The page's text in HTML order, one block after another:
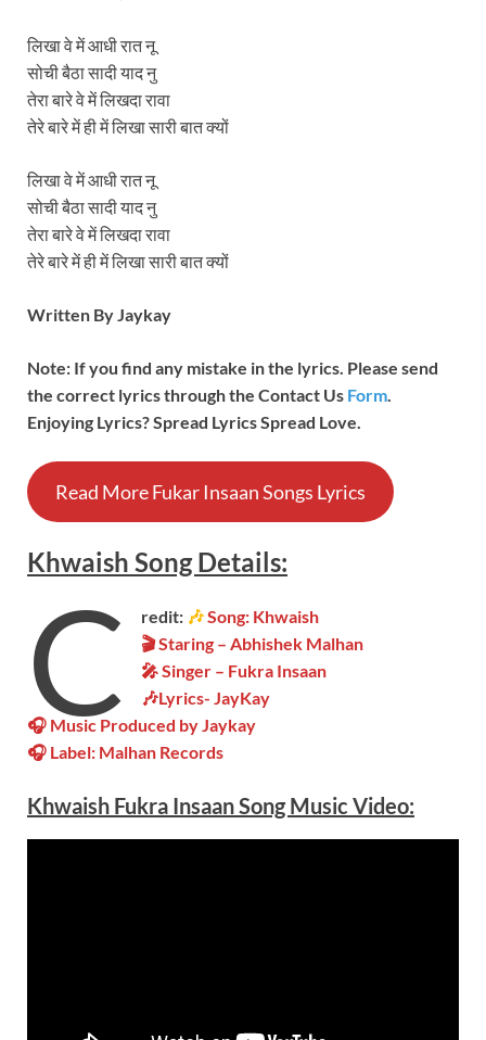
लिखा वे में आधी रात नू
सोची बैठा सादी याद नु
तेरा बारे वे में लिखदा रावा
तेरे बारे में ही में लिखा सारी बात क्यों
लिखा वे में आधी रात नू
सोची बैठा सादी याद नु
तेरा बारे वे में लिखदा रावा
तेरे बारे में ही में लिखा सारी बात क्यों
Written By Jaykay
Note: If you find any mistake in the lyrics. Please send
the correct lyrics through the Contact Us Form
Enjoying Lyrics? Spread Lyrics Spread Love.
Read More Fukar Insaan Songs Lyrics
Khwaish SongDetails:
C redit: 🎶Song: Khwaish
🎬 Staring – Abhishek Malhan
🎤 Singer – Fukra Insaan
🎶Lyrics-JayKay
🎧 Music Produced byJaykay
🎧 Label: Malhan Records
Khwaish Fukra Insaan Song Music Video: